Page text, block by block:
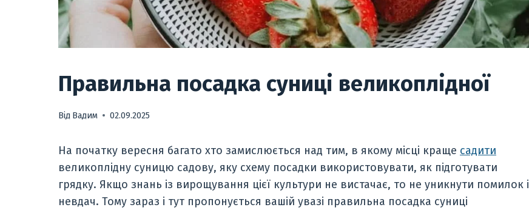
Правильна посадка суниці великоплідної
Від Вадим 02.09.2025
На початку вересня багато хто замислюється над тим, в якому місці краще садити
великоплідну суницю садову, яку схему посадки використовувати, як підготувати
грядку. Якщо знань із вирощування цієї культури не вистачає, то не уникнути помилок і
невдач. Тому зараз і тут пропонується вашій увазі правильна посадка суниці